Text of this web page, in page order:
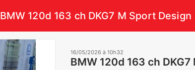
BMW 120d 163 ch DKG7 M Sport Design
16/05/2026 à 10h32
BMW 120d 163 ch